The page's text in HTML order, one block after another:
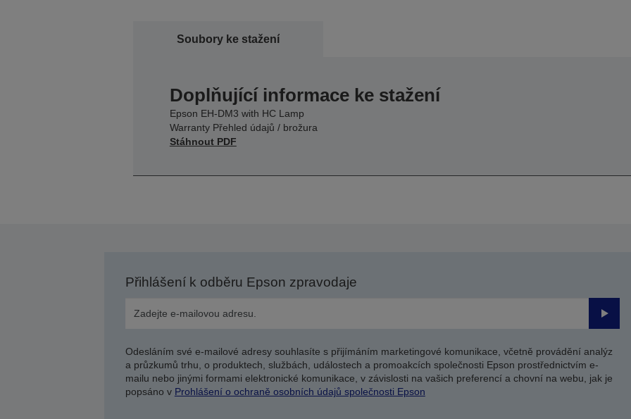
Soubory ke stažení
Doplňující informace ke stažení
Epson EH-DM3 with HC Lamp
Warranty Přehled údajů / brožura
Stáhnout PDF
Přihlášení k odběru Epson zpravodaje
Odeslat
Odesláním své e-mailové adresy souhlasíte s přijímáním marketingové komunikace, včetně provádění analýz
a průzkumů trhu, o produktech, službách, událostech a promoakcích společnosti Epson prostřednictvím e-
mailu nebo jinými formami elektronické komunikace, v závislosti na vašich preferencí a chovní na webu, jak je
popsáno v Prohlášení o ochraně osobních údajů společnosti Epson